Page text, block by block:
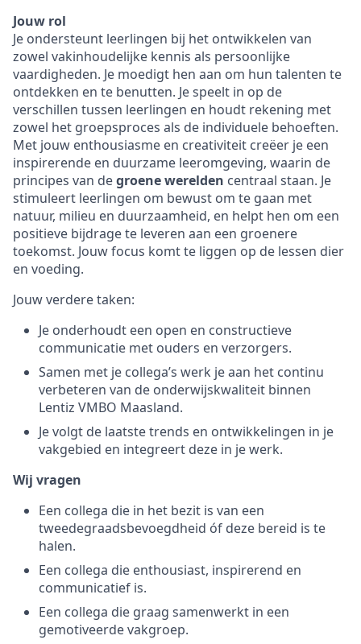
Jouw rol
Je ondersteunt leerlingen bij het ontwikkelen van
zowel vakinhoudelijke kennis als persoonlijke
vaardigheden. Je moedigt hen aan om hun talenten te
ontdekken en te benutten. Je speelt in op de
verschillen tussen leerlingen en houdt rekening met
zowel het groepsproces als de individuele behoeften.
Met jouw enthousiasme en creativiteit creëer je een
inspirerende en duurzame leeromgeving, waarin de
principes van degroene werelden centraal staan. Je
stimuleert leerlingen om bewust om te gaan met
natuur, milieu en duurzaamheid, en helpt hen om een
positieve bijdrage te leveren aan een groenere
toekomst. Jouw focus komt te liggen op de lessen dier
en voeding.
Jouw verdere taken:
Je onderhoudt een open en constructieve
communicatie met ouders en verzorgers.
Samen met je collega’s werk je aan het continu
verbeteren van de onderwijskwaliteit binnen
Lentiz VMBO Maasland.
Je volgt de laatste trends en ontwikkelingen in je
vakgebied en integreert deze in je werk.
Wij vragen
Een collega die in het bezit is van een
tweedegraadsbevoegdheid óf deze bereid is te
halen.
Een collega die enthousiast, inspirerend en
communicatief is.
Een collega die graag samenwerkt in een
gemotiveerde vakgroep.